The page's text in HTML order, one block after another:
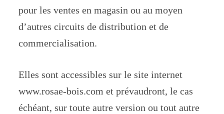
pour les ventes en magasin ou au moyen
d’autres circuits de distribution et de
commercialisation.
Elles sont accessibles sur le site internet
www.rosae-bois.com et prévaudront, le cas
échéant, sur toute autre version ou tout autre